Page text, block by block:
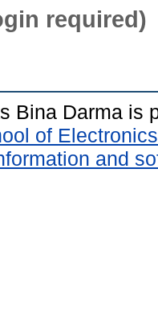
required)
Bina Darma is
of
and